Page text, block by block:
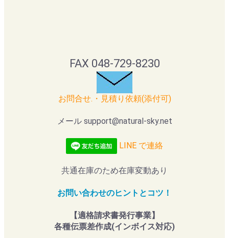
FAX 048-729-8230
お問合せ.・見積り依頼(添付可)
メール support@natural-sky.net
LINE で連絡
共通在庫のため在庫変動あり
お問い合わせのヒントとコツ！
【適格請求書発行事業】
各種伝票差作成(インボイス対応)